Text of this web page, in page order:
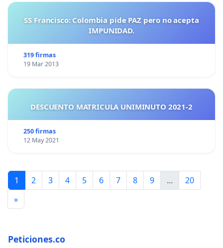
SS Francisco: Colombia pide PAZ pero no acepta
IMPUNIDAD.
319 firmas
19 Mar 2013
DESCUENTO MATRICULA UNIMINUTO 2021-2
250 firmas
12 May 2021
1 2 3 4 5 6 7 8 9 ...
20
»
Peticiones.co